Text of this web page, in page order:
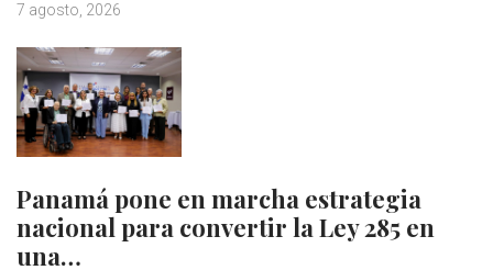
7 agosto, 2026
Panamá pone en marcha estrategia
nacional para convertir la Ley 285 en
una…